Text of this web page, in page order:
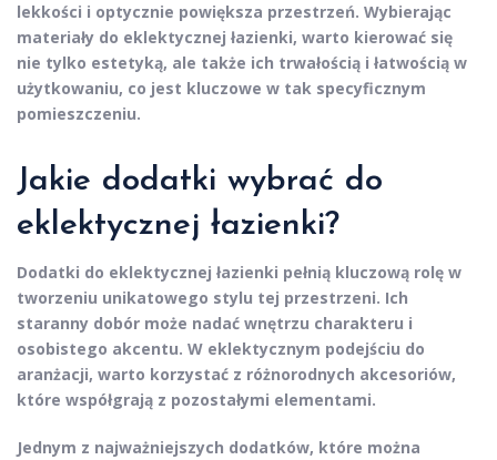
lekkości i optycznie powiększa przestrzeń. Wybierając
materiały do eklektycznej łazienki, warto kierować się
nie tylko estetyką, ale także ich trwałością i łatwością w
użytkowaniu, co jest kluczowe w tak specyficznym
pomieszczeniu.
Jakie dodatki wybrać do
eklektycznej łazienki?
Dodatki do eklektycznej łazienki pełnią kluczową rolę w
tworzeniu unikatowego stylu tej przestrzeni. Ich
staranny dobór może nadać wnętrzu charakteru i
osobistego akcentu. W eklektycznym podejściu do
aranżacji, warto korzystać z różnorodnych akcesoriów,
które współgrają z pozostałymi elementami.
Jednym z najważniejszych dodatków, które można